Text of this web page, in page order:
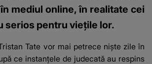
mediul online, în realitate cei
serios pentru viețile lor.
Tate vor mai petrece niște zile în
ce instanțele de judecată au respins